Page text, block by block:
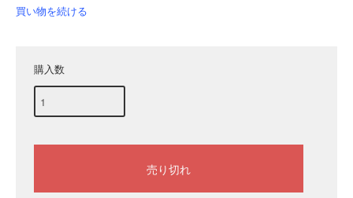
買い物を続ける
購入数